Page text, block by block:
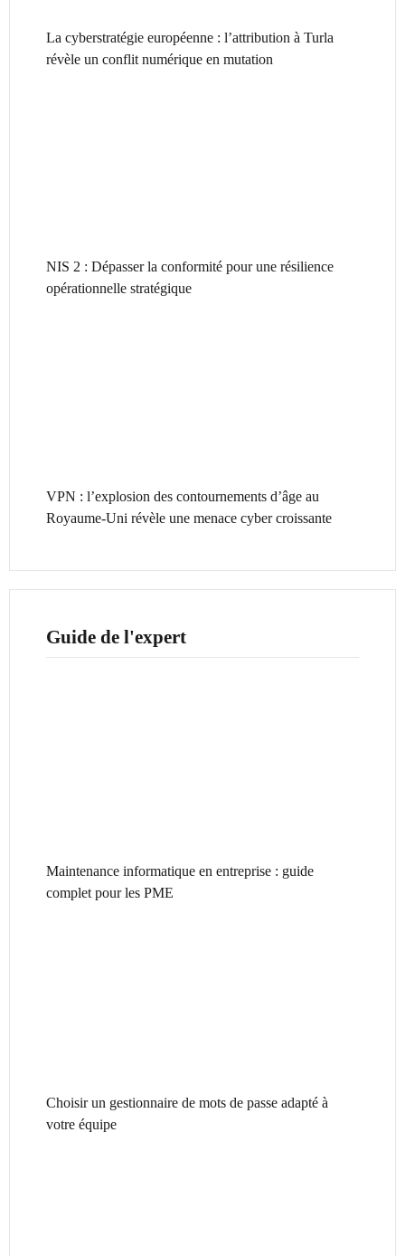
La cyberstratégie européenne : l’attribution à Turla
révèle un conflit numérique en mutation
NIS 2 : Dépasser la conformité pour une résilience
opérationnelle stratégique
VPN : l’explosion des contournements d’âge au
Royaume-Uni révèle une menace cyber croissante
Guide de l'expert
Maintenance informatique en entreprise : guide
complet pour les PME
Choisir un gestionnaire de mots de passe adapté à
votre équipe